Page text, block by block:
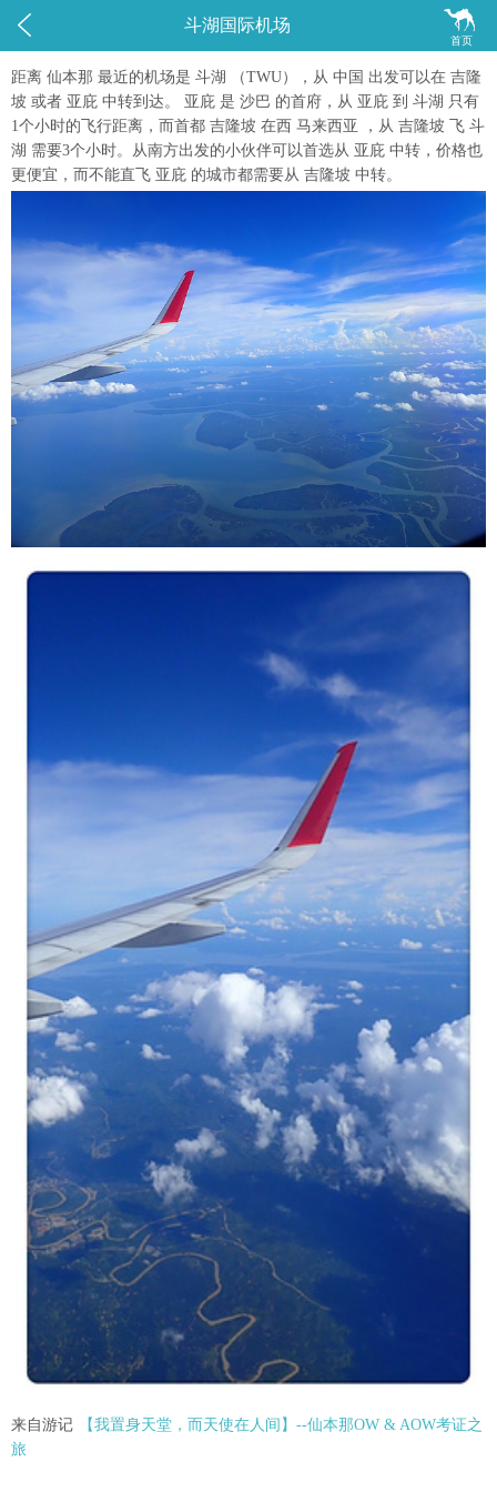
 
首页
斗湖国际机场
距离 仙本那 最近的机场是 斗湖 （TWU），从 中国 出发可以在 吉隆
坡 或者 亚庇 中转到达。 亚庇 是 沙巴 的首府，从 亚庇 到 斗湖 只有
1个小时的飞行距离，而首都 吉隆坡 在西 马来西亚 ，从 吉隆坡 飞 斗
湖 需要3个小时。从南方出发的小伙伴可以首选从 亚庇 中转，价格也
更便宜，而不能直飞 亚庇 的城市都需要从 吉隆坡 中转。
来自游记
【我置身天堂，而天使在人间】--仙本那OW & AOW考证之
旅